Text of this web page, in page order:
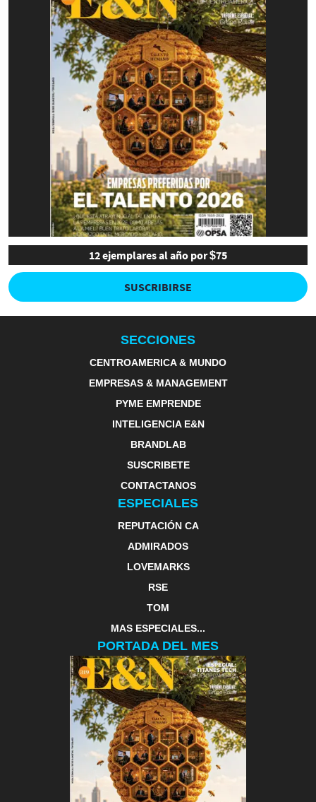
12 ejemplares al año por $75
SUSCRIBIRSE
SECCIONES
CENTROAMERICA & MUNDO
EMPRESAS & MANAGEMENT
PYME EMPRENDE
INTELIGENCIA E&N
BRANDLAB
SUSCRIBETE
CONTACTANOS
ESPECIALES
REPUTACIÓN CA
ADMIRADOS
LOVEMARKS
RSE
TOM
MAS ESPECIALES...
PORTADA DEL MES